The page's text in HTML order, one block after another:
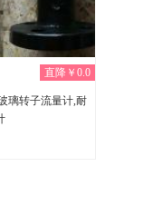
直降￥0.0
璃转子流量计,耐